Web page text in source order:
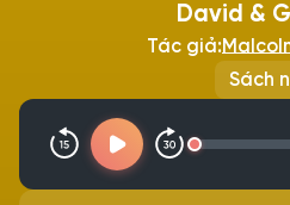
Sách
David &
Tác giả: